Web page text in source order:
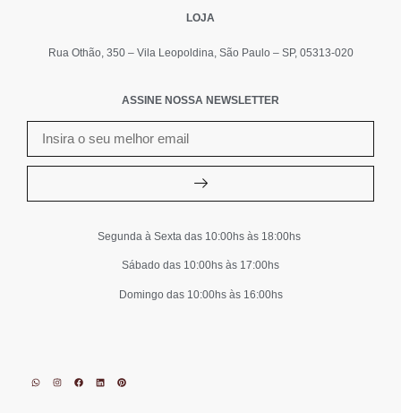
LOJA
Rua Othão, 350 – Vila Leopoldina, São Paulo – SP, 05313-020
ASSINE NOSSA NEWSLETTER
Segunda à Sexta das 10:00hs às 18:00hs
Sábado das 10:00hs às 17:00hs
Domingo das 10:00hs às 16:00hs